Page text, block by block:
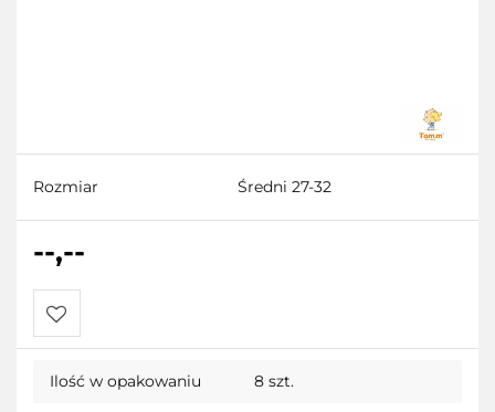
Rozmiar Średni 27-32
--,--
Ilość w opakowaniu 8 szt.